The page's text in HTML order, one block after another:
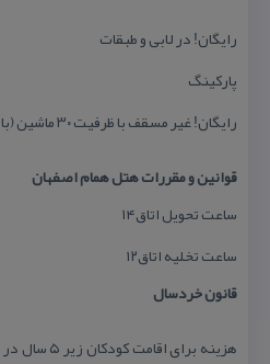
رایگان! در لابی و طبقات
پاركینگ
رایگان! غیر مسقف با ظرفیت ۳۰ ماشین (با هماهنگی هتل)
قوانین و مقررات هتل همام اصفهان
ساعت تحویل اتاق۱۴
ساعت تخلیه اتاق۱۲
قانون خردسال
هزینه برای